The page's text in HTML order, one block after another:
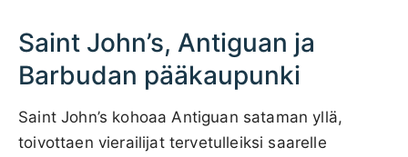
Saint John’s, Antiguan ja
Barbudan pääkaupunki
Saint John’s kohoaa Antiguan sataman yllä,
toivottaen vierailijat tervetulleiksi saarelle